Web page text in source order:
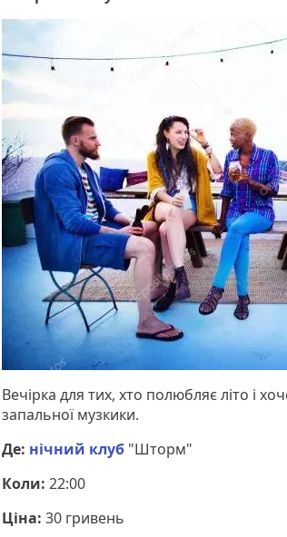
Вечірка для тих, хто полюбляє літо і
запальної музкики.
Де: нічний клуб "Шторм"
Коли: 22:00
Ціна: 30 гривень